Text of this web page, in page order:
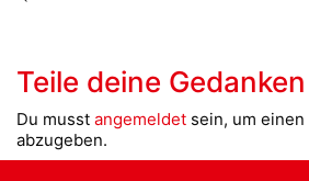
Teile deine Gedanken
Du musst angemeldet sein, um
abzugeben.